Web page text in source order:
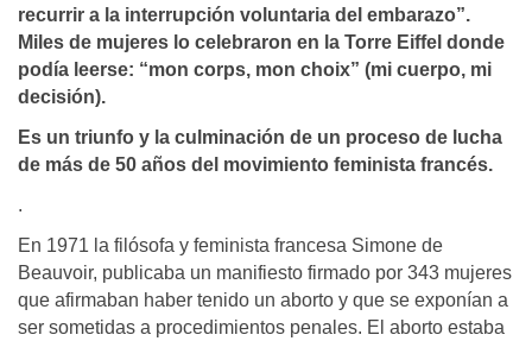
recurrir a la interrupción voluntaria del embarazo”.
Miles de mujeres lo celebraron en la Torre Eiffel donde
podía leerse: “mon corps, mon choix” (mi cuerpo, mi
decisión).
Es un triunfo y la culminación de un proceso de lucha
de más de 50 años del movimiento feminista francés.
.
En 1971 la filósofa y feminista francesa Simone de
Beauvoir, publicaba un manifiesto firmado por 343 mujeres
que afirmaban haber tenido un aborto y que se exponían a
ser sometidas a procedimientos penales. El aborto estaba